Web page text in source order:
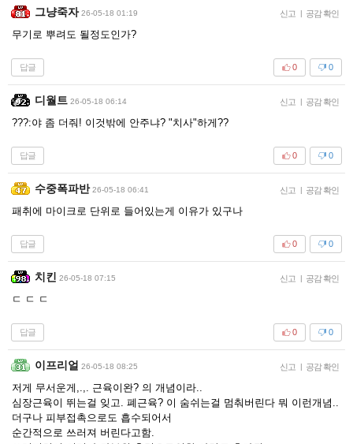
그냥죽자 26-05-18 01:19 신고 | 공감 확인
무기로 뿌려도 될정도인가?
답글 0
0
디월트 26-05-18 06:14 신고 | 공감 확인
???:야 좀 더줘! 이것밖에 안주냐? "치사"하게??
답글 0
0
수중폭파반 26-05-18 06:41 신고 | 공감 확인
패취에 마이크로 단위로 들어있는게 이유가 있구나
답글 0
0
치킨 26-05-18 07:15 신고 | 공감 확인
ㄷ ㄷ ㄷ
답글 0
0
이프리얼 26-05-18 08:25 신고 | 공감 확인
저게 무서운게,.,. 근육이완? 의 개념이라..
심장근육이 뛰는걸 잊고. 폐근육? 이 숨쉬는걸 멈춰버린다 뭐 이런개념..
더구나 피부접촉으로도 흡수되어서
순간적으로 쓰러져 버린다고함.